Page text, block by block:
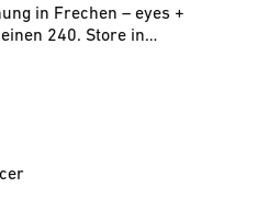
in Frechen – eyes +
240. Store in